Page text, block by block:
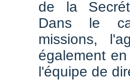
de la
Dans le
missions,
également
l'équipe de